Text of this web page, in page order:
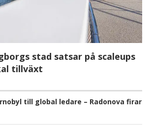
stad satsar på scaleups
tillväxt
till global ledare – Radonova firar